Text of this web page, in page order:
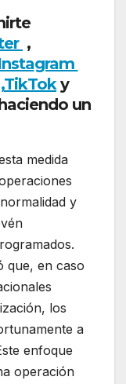
,
gram
TikToky
un
medida
y
que, en caso
los
a
enfoque
operación